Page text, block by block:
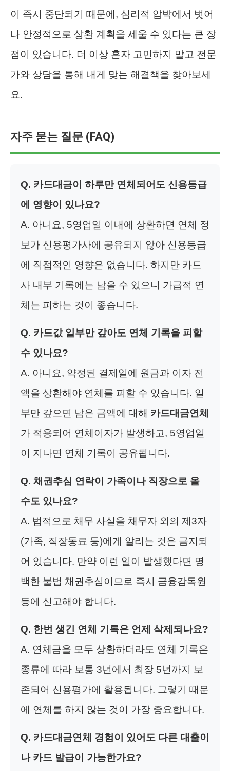
이 즉시 중단되기 때문에, 심리적 압박에서 벗어
나 안정적으로 상환 계획을 세울 수 있다는 큰 장
점이 있습니다. 더 이상 혼자 고민하지 말고 전문
가와 상담을 통해 내게 맞는 해결책을 찾아보세
요.
자주 묻는 질문 (FAQ)
Q. 카드대금이 하루만 연체되어도 신용등급
에 영향이 있나요?
A. 아니요, 5영업일 이내에 상환하면 연체 정
보가 신용평가사에 공유되지 않아 신용등급
에 직접적인 영향은 없습니다. 하지만 카드
사 내부 기록에는 남을 수 있으니 가급적 연
체는 피하는 것이 좋습니다.
Q. 카드값 일부만 갚아도 연체 기록을 피할
수 있나요?
A. 아니요, 약정된 결제일에 원금과 이자 전
액을 상환해야 연체를 피할 수 있습니다. 일
부만 갚으면 남은 금액에 대해 카드대금연체
가 적용되어 연체이자가 발생하고, 5영업일
이 지나면 연체 기록이 공유됩니다.
Q. 채권추심 연락이 가족이나 직장으로 올
수도 있나요?
A. 법적으로 채무 사실을 채무자 외의 제3자
(가족, 직장동료 등)에게 알리는 것은 금지되
어 있습니다. 만약 이런 일이 발생했다면 명
백한 불법 채권추심이므로 즉시 금융감독원
등에 신고해야 합니다.
Q. 한번 생긴 연체 기록은 언제 삭제되나요?
A. 연체금을 모두 상환하더라도 연체 기록은
종류에 따라 보통 3년에서 최장 5년까지 보
존되어 신용평가에 활용됩니다. 그렇기 때문
에 연체를 하지 않는 것이 가장 중요합니다.
Q. 카드대금연체 경험이 있어도 다른 대출이
나 카드 발급이 가능한가요?